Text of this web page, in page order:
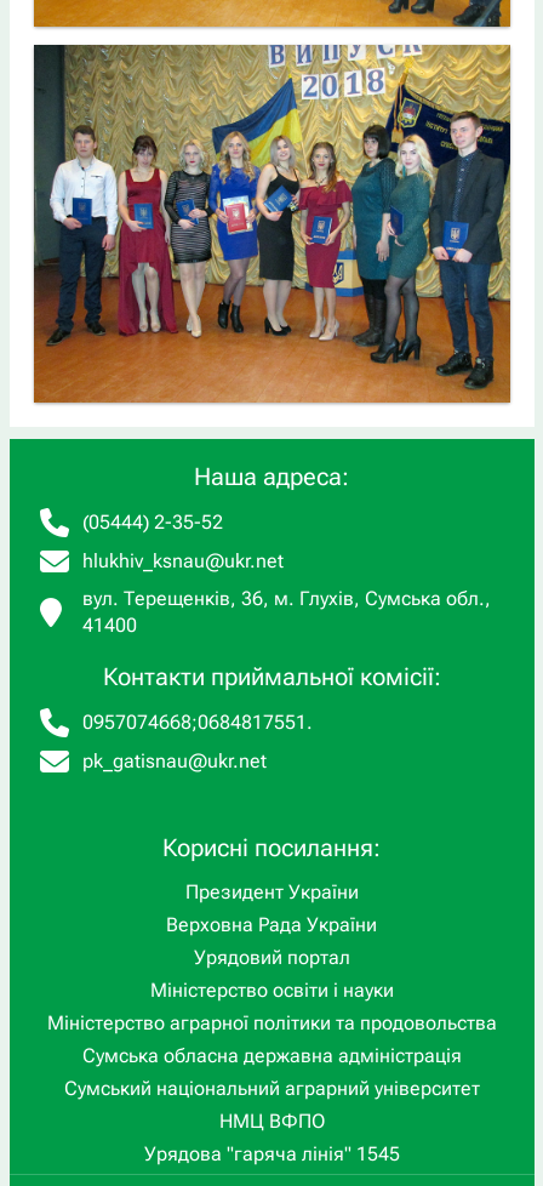
Наша адреса:
(05444) 2-35-52
hlukhiv_ksnau@ukr.net
вул. Терещенків, 36, м. Глухів, Сумська обл.,
41400
Контакти приймальної комісії:
0957074668;0684817551 .
pk_gatisnau@ukr.net
Корисні посилання:
Президент України
Верховна Рада України
Урядовий портал
Міністерство освіти і науки
Міністерство аграрної політики та продовольства
Сумська обласна державна адміністрація
Сумський національний аграрний університет
НМЦ ВФПО
Урядова "гаряча лінія" 1545